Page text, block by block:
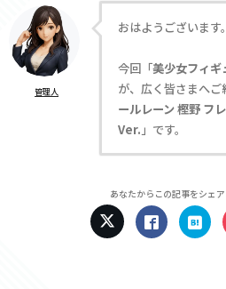
管理人
おはようございます。
今回「美少女フィギ
が、広く皆さまへ
ールレーン 樫野 フ
Ver. 」です。
あなたからこの記事をシェ